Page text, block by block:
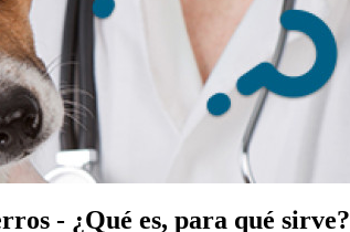
- ¿Qué es, para qué sirve?